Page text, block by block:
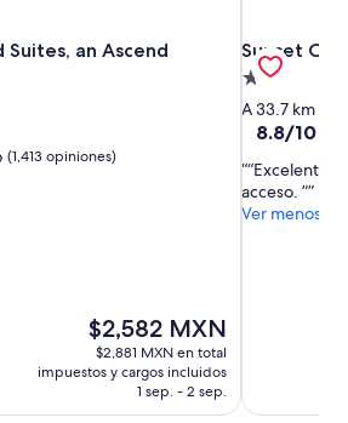
an Ascend
an Ascend Collection Hotel
(1,413 opiniones)
El
precio
actual
de
$2,582 MXN
$2,881 MXN en total
impuestos y cargos incluidos
1 sep. - 2 sep.
Sunset
Sunset
Propiedad
de
2.0
A 33.7 km de
8.8
10,
Excelente,
(1,616
8.8/10
“Excelente
acceso. ”
Ver menos